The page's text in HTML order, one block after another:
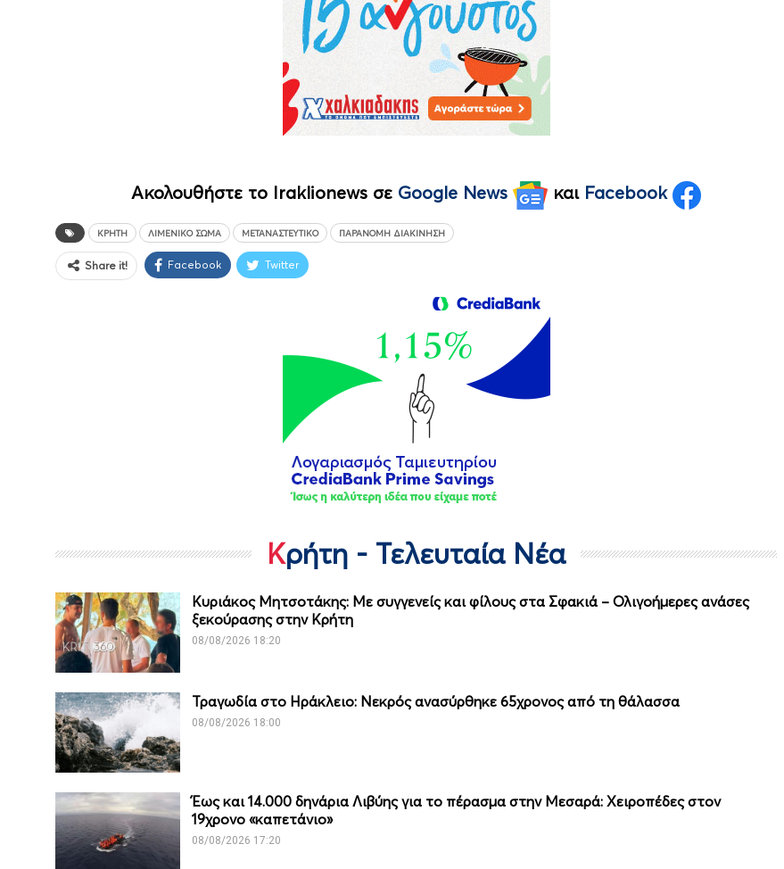
Ακολουθήστε το Iraklionews σε Google News και Facebook
ΚΡΉΤΗ ΛΙΜΕΝΙΚΌ ΣΏΜΑ ΜΕΤΑΝΑΣΤΕΥΤΙΚΌ ΠΑΡΆΝΟΜΗ ΔΙΑΚΊΝΗΣΗ
Share it! Facebook Twitter
Κρήτη - Τελευταία Νέα
Κυριάκος Μητσοτάκης: Με συγγενείς και φίλους στα Σφακιά – Ολιγοήμερες ανάσες
ξεκούρασης στην Κρήτη
08/08/2026 18:20
Τραγωδία στο Ηράκλειο: Νεκρός ανασύρθηκε 65χρονος από τη θάλασσα
08/08/2026 18:00
Έως και 14.000 δηνάρια Λιβύης για το πέρασμα στην Μεσαρά: Χειροπέδες στον
19χρονο «καπετάνιο»
08/08/2026 17:20